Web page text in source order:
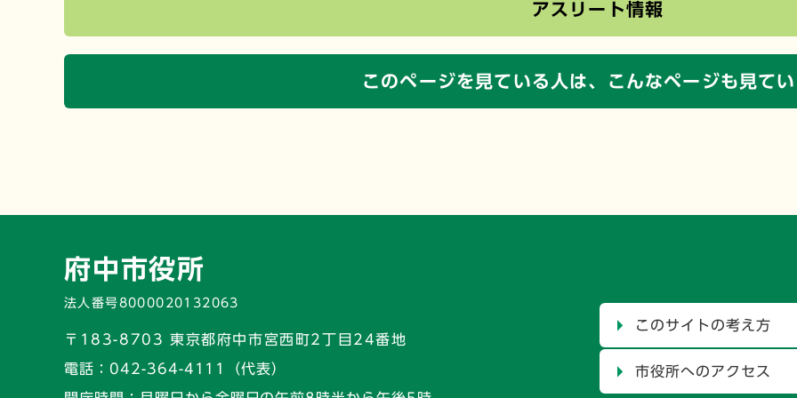
アスリート情報
このページを見ている人は、 こんなページも見て
府中市役所
法人番号8000020132063
〒183-8703 東京都府中市宮西町2丁目24番地
電話： 042-364-4111（代表）
このサイトの考え方
市役所へのアクセス